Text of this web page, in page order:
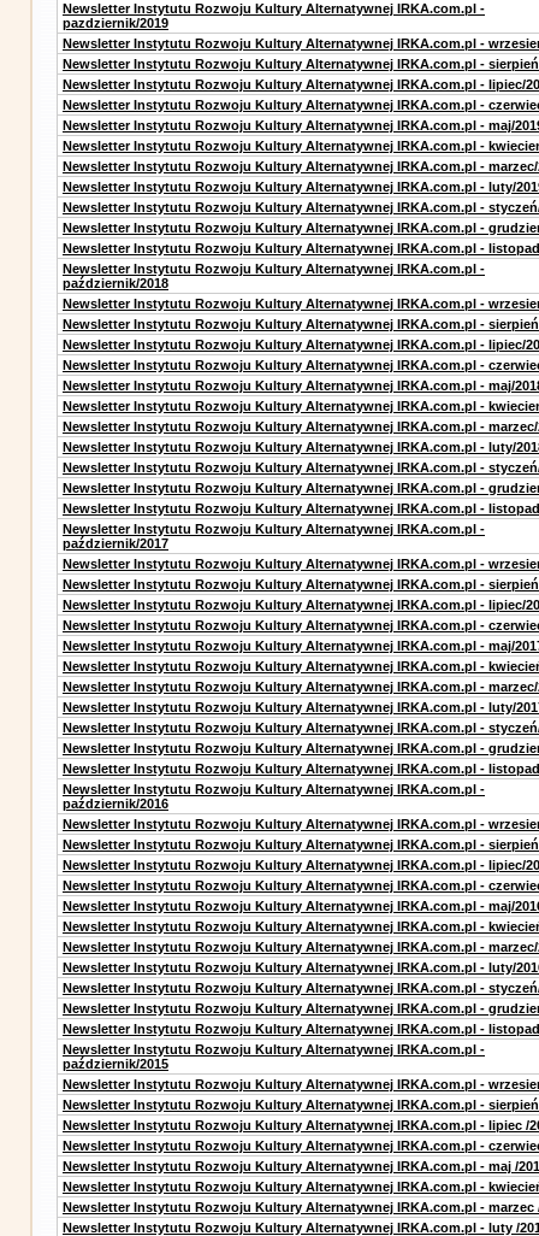
Newsletter Instytutu Rozwoju Kultury Alternatywnej IRKA.com.pl -
pazdziernik/2019
Newsletter Instytutu Rozwoju Kultury Alternatywnej IRKA.com.pl -
Newsletter Instytutu Rozwoju Kultury Alternatywnej IRKA.com.pl -
Newsletter Instytutu Rozwoju Kultury Alternatywnej IRKA.com.pl - lipiec/
Newsletter Instytutu Rozwoju Kultury Alternatywnej IRKA.com.pl -
Newsletter Instytutu Rozwoju Kultury Alternatywnej IRKA.com.pl - maj/
Newsletter Instytutu Rozwoju Kultury Alternatywnej IRKA.com.pl -
Newsletter Instytutu Rozwoju Kultury Alternatywnej IRKA.com.pl - marzec/
Newsletter Instytutu Rozwoju Kultury Alternatywnej IRKA.com.pl - luty/
Newsletter Instytutu Rozwoju Kultury Alternatywnej IRKA.com.pl -
Newsletter Instytutu Rozwoju Kultury Alternatywnej IRKA.com.pl -
Newsletter Instytutu Rozwoju Kultury Alternatywnej IRKA.com.pl -
Newsletter Instytutu Rozwoju Kultury Alternatywnej IRKA.com.pl -
październik/2018
Newsletter Instytutu Rozwoju Kultury Alternatywnej IRKA.com.pl -
Newsletter Instytutu Rozwoju Kultury Alternatywnej IRKA.com.pl -
Newsletter Instytutu Rozwoju Kultury Alternatywnej IRKA.com.pl - lipiec/
Newsletter Instytutu Rozwoju Kultury Alternatywnej IRKA.com.pl -
Newsletter Instytutu Rozwoju Kultury Alternatywnej IRKA.com.pl - maj/
Newsletter Instytutu Rozwoju Kultury Alternatywnej IRKA.com.pl -
Newsletter Instytutu Rozwoju Kultury Alternatywnej IRKA.com.pl - marzec/
Newsletter Instytutu Rozwoju Kultury Alternatywnej IRKA.com.pl - luty/
Newsletter Instytutu Rozwoju Kultury Alternatywnej IRKA.com.pl -
Newsletter Instytutu Rozwoju Kultury Alternatywnej IRKA.com.pl -
Newsletter Instytutu Rozwoju Kultury Alternatywnej IRKA.com.pl -
Newsletter Instytutu Rozwoju Kultury Alternatywnej IRKA.com.pl -
październik/2017
Newsletter Instytutu Rozwoju Kultury Alternatywnej IRKA.com.pl -
Newsletter Instytutu Rozwoju Kultury Alternatywnej IRKA.com.pl -
Newsletter Instytutu Rozwoju Kultury Alternatywnej IRKA.com.pl - lipiec/
Newsletter Instytutu Rozwoju Kultury Alternatywnej IRKA.com.pl -
Newsletter Instytutu Rozwoju Kultury Alternatywnej IRKA.com.pl - maj/
Newsletter Instytutu Rozwoju Kultury Alternatywnej IRKA.com.pl -
Newsletter Instytutu Rozwoju Kultury Alternatywnej IRKA.com.pl - marzec/
Newsletter Instytutu Rozwoju Kultury Alternatywnej IRKA.com.pl - luty/
Newsletter Instytutu Rozwoju Kultury Alternatywnej IRKA.com.pl -
Newsletter Instytutu Rozwoju Kultury Alternatywnej IRKA.com.pl -
Newsletter Instytutu Rozwoju Kultury Alternatywnej IRKA.com.pl -
Newsletter Instytutu Rozwoju Kultury Alternatywnej IRKA.com.pl -
październik/2016
Newsletter Instytutu Rozwoju Kultury Alternatywnej IRKA.com.pl -
Newsletter Instytutu Rozwoju Kultury Alternatywnej IRKA.com.pl -
Newsletter Instytutu Rozwoju Kultury Alternatywnej IRKA.com.pl - lipiec/
Newsletter Instytutu Rozwoju Kultury Alternatywnej IRKA.com.pl -
Newsletter Instytutu Rozwoju Kultury Alternatywnej IRKA.com.pl - maj/
Newsletter Instytutu Rozwoju Kultury Alternatywnej IRKA.com.pl -
Newsletter Instytutu Rozwoju Kultury Alternatywnej IRKA.com.pl - marzec/
Newsletter Instytutu Rozwoju Kultury Alternatywnej IRKA.com.pl - luty/
Newsletter Instytutu Rozwoju Kultury Alternatywnej IRKA.com.pl -
Newsletter Instytutu Rozwoju Kultury Alternatywnej IRKA.com.pl -
Newsletter Instytutu Rozwoju Kultury Alternatywnej IRKA.com.pl -
Newsletter Instytutu Rozwoju Kultury Alternatywnej IRKA.com.pl -
październik/2015
Newsletter Instytutu Rozwoju Kultury Alternatywnej IRKA.com.pl -
Newsletter Instytutu Rozwoju Kultury Alternatywnej IRKA.com.pl -
Newsletter Instytutu Rozwoju Kultury Alternatywnej IRKA.com.pl - lipiec /
Newsletter Instytutu Rozwoju Kultury Alternatywnej IRKA.com.pl -
Newsletter Instytutu Rozwoju Kultury Alternatywnej IRKA.com.pl - maj /
Newsletter Instytutu Rozwoju Kultury Alternatywnej IRKA.com.pl -
Newsletter Instytutu Rozwoju Kultury Alternatywnej IRKA.com.pl - marzec
Newsletter Instytutu Rozwoju Kultury Alternatywnej IRKA.com.pl - luty /